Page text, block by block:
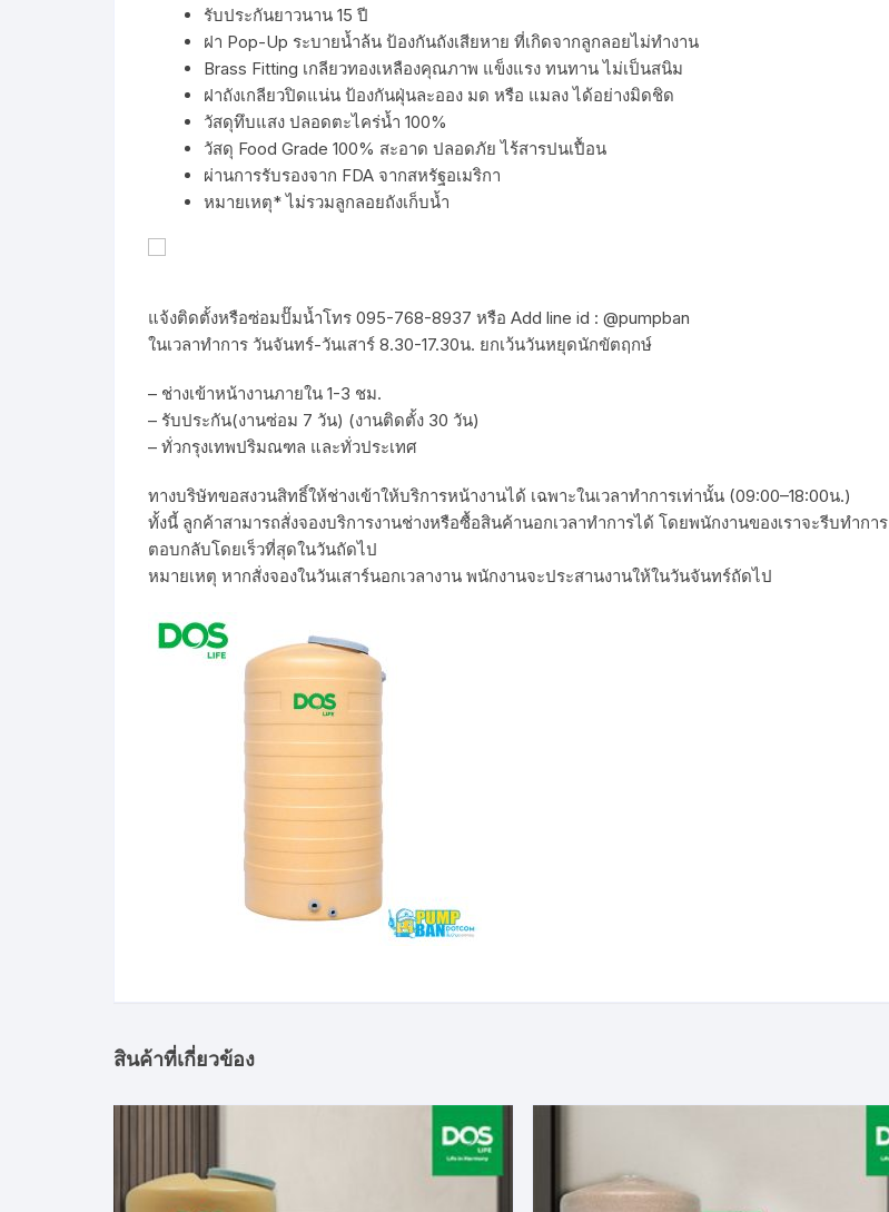
รับประกันยาวนาน 15 ปี
ฝา Pop-Up ระบายน้ำล้น ป้องกันถังเสียหาย ที่เกิดจากลูกลอยไม่ทำงาน
Brass Fitting เกลียวทองเหลืองคุณภาพ แข็งแรง ทนทาน ไม่เป็นสนิม
ฝาถังเกลียวปิดแน่น ป้องกันฝุ่นละออง มด หรือ แมลง ได้อย่างมิดชิด
วัสดุทึบแสง ปลอดตะไคร่น้ำ 100%
วัสดุ Food Grade 100% สะอาด ปลอดภัย ไร้สารปนเปื้อน
ผ่านการรับรองจาก FDA จากสหรัฐอเมริกา
หมายเหตุ* ไม่รวมลูกลอยถังเก็บน้ำ
แจ้งติดตั้งหรือซ่อมปั๊มน้ำโทร 095-768-8937 หรือ Add line id : @pumpban
ในเวลาทำการ วันจันทร์-วันเสาร์ 8.30-17.30น. ยกเว้นวันหยุดนักขัตฤกษ์
– ช่างเข้าหน้างานภายใน 1-3 ชม.
– รับประกัน(งานซ่อม 7 วัน) (งานติดตั้ง 30 วัน)
– ทั่วกรุงเทพปริมณฑล และทั่วประเทศ
ทางบริษัทขอสงวนสิทธิ์ให้ช่างเข้าให้บริการหน้างานได้ เฉพาะในเวลาทำการเท่านั้น (09:00–18:00น.)
ทั้งนี้ ลูกค้าสามารถสั่งจองบริการงานช่างหรือซื้อสินค้านอกเวลาทำการได้ โดยพนักงานของเราจะรีบทำการ
ตอบกลับโดยเร็วที่สุดในวันถัดไป
หมายเหตุ หากสั่งจองในวันเสาร์นอกเวลางาน พนักงานจะประสานงานให้ในวันจันทร์ถัดไป
สินค้าที่เกี่ยวข้อง